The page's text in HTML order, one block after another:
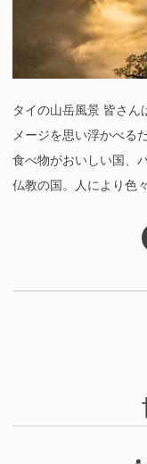
タイの山岳風景 皆さ
メージを思い浮かべる
食べ物がおいしい国、
仏教の国。人により色